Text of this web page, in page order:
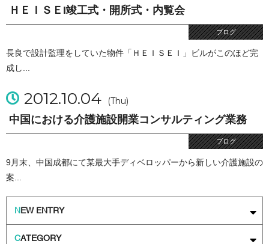
ＨＥＩＳＥI竣工式・開所式・内覧会
ブログ
長良で設計監理をしていた物件「ＨＥＩＳＥＩ」ビルがこのほど完
成し...
2012.10.04 (Thu)
中国における介護施設開業コンサルティング業務
ブログ
9月末、中国成都にて某最大手ディベロッパーから新しい介護施設の
案...
NEW ENTRY
CATEGORY